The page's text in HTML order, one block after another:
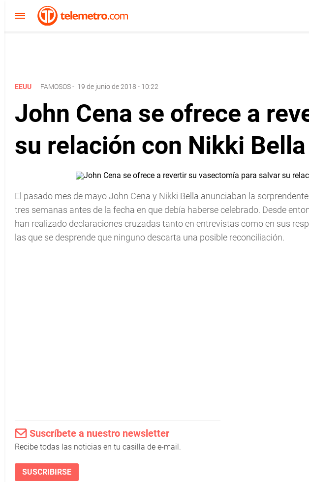
EEUU FAMOSOS- 19 de junio de 2018 - 10:22
John Cena se ofrece a
su relación con Nikki Bella
El pasado mes de mayo John Cena y Nikki Bella anunciaban la
tres semanas antes de la fecha en que debía haberse celebrado. Desde
han realizado declaraciones cruzadas tanto en entrevistas como en sus
las que se desprende que ninguno descarta una posible reconciliación.
Suscríbete a nuestro newsletter
Recibe todas las noticias en tu casilla de e-mail.
SUSCRIBIRSE